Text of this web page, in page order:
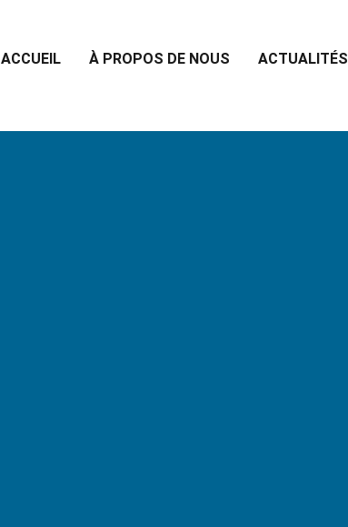
ACCUEIL À PROPOS DE NOUS ACTUALITÉS